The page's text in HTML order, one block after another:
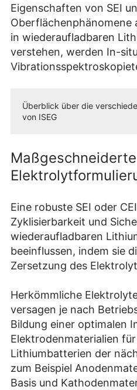
Eigenschaften von SEI
Oberflächenphänomene
in wiederaufladbaren
verstehen, werden In-
Überblick über die
von ISEG
Maßgeschneiderte
Eine robuste SEI oder
Zyklisierbarkeit und
wiederaufladbaren
beeinflussen, indem sie
Zersetzung des
Herkömmliche
versagen je nach
Bildung einer optimalen
Elektrodenmaterialien
Lithiumbatterien der
zum Beispiel
Basis und